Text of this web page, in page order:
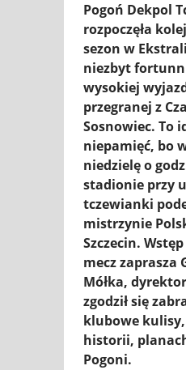
Pogoń Dekpol
rozpoczęła
sezon w
niezbyt
wysokiej
przegranej z
Sosnowiec. To
niepamięć, bo
niedzielę o
stadionie przy
tczewianki
mistrzynie
Szczecin.
mecz zaprasza
Mółka,
zgodził się
klubowe
historii,
Pogoni.